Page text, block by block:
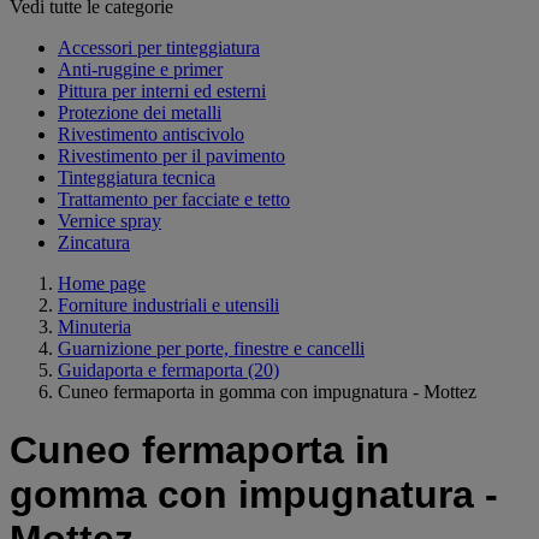
Vedi tutte le categorie
Accessori per tinteggiatura
Anti-ruggine e primer
Pittura per interni ed esterni
Protezione dei metalli
Rivestimento antiscivolo
Rivestimento per il pavimento
Tinteggiatura tecnica
Trattamento per facciate e tetto
Vernice spray
Zincatura
Home page
Forniture industriali e utensili
Minuteria
Guarnizione per porte, finestre e cancelli
Guidaporta e fermaporta (20)
Cuneo fermaporta in gomma con impugnatura - Mottez
Cuneo fermaporta in
gomma con impugnatura -